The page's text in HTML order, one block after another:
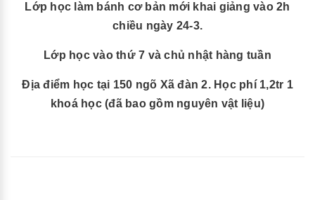
Lớp học làm bánh cơ bản mới khai giảng vào 2h
chiều ngày 24-3.
Lớp học vào thứ 7 và chủ nhật hàng tuần
Địa điểm học tại 150 ngõ Xã đàn 2. Học phí 1,2tr 1
khoá học (đã bao gồm nguyên vật liệu)